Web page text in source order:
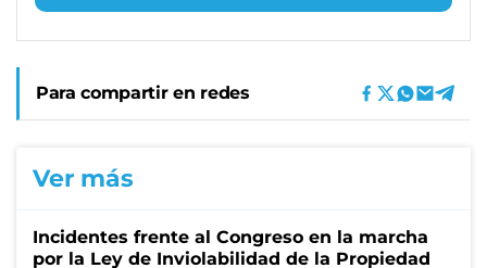
Para compartir en redes
Ver más
Incidentes frente al Congreso en la marcha
por la Ley de Inviolabilidad de la Propiedad